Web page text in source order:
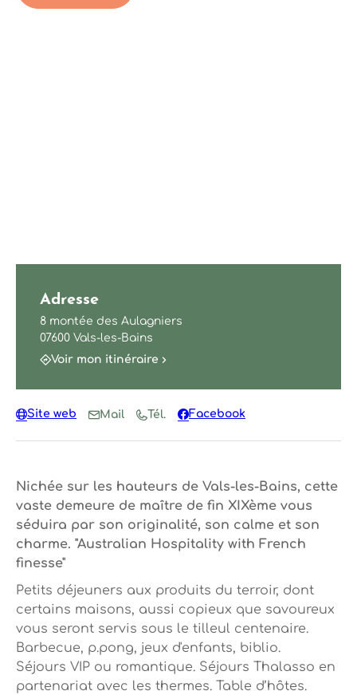
Nichée sur les hauteurs de Vals-les-Bains, cette
vaste demeure de maître de fin XIXème vous
séduira par son originalité, son calme et son
charme. "Australian Hospitality with French
finesse"
Petits déjeuners aux produits du terroir, dont
certains maisons, aussi copieux que savoureux
vous seront servis sous le tilleul centenaire.
Barbecue, p.pong, jeux d'enfants, biblio.
Séjours VIP ou romantique. Séjours Thalasso en
partenariat avec les thermes. Table d’hôtes.
Adresse
8 montée des Aulagniers
07600 Vals-les-Bains
Voir mon itinéraire
Site web Mail Tél. Facebook